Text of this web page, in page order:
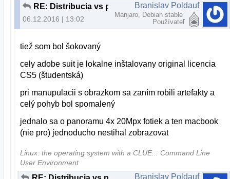
RE: Distribucia vs pouzitie
06.12.2016 | 13:02
Branislav Poldauf
Manjaro, Debian stable
Používateľ
tiež som bol šokovaný
cely adobe suit je lokalne inštalovany original licencia
CS5 (študentská)
pri manupulacii s obrazkom sa zaním robili artefakty a
celý pohyb bol spomalený
jednalo sa o panoramu 4x 20Mpx fotiek a ten macbook
(nie pro) jednoducho nestihal zobrazovat
Linux: the operating system with a CLUE... Command Line
User Environment
Branislav Poldauf